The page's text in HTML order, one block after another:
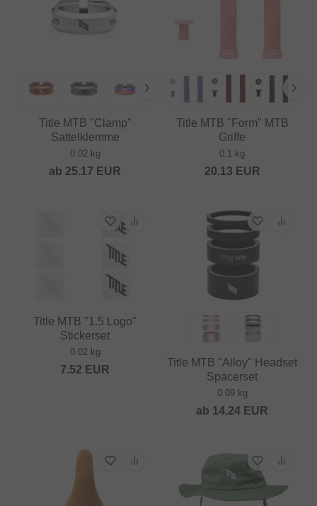
Title MTB "Clamp"
Sattelklemme
0.02 kg
ab 25.17 EUR
Title MTB "Form" MTB
Griffe
0.1 kg
20.13 EUR
Title MTB "1.5 Logo"
Stickerset
0.02 kg
7.52 EUR
Title MTB "Alloy" Headset
Spacerset
0.09 kg
ab 14.24 EUR